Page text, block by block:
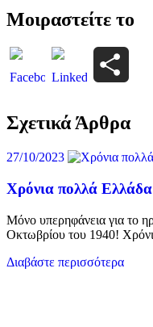
Μοιραστείτε το
Σχετικά Άρθρα
27/10/2023
Χρόνια πολλά
Μόνο υπερηφάνεια για το
Οκτωβρίου του 1940!
Διαβάστε περισσότερα